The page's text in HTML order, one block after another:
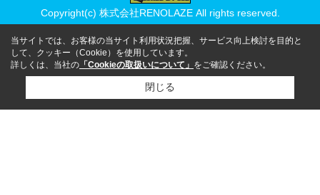
Copyright(c) 株式会社RENOLAZE All rights reserved.
当サイトでは、お客様の当サイト利用状況把握、サービス向上検討を目的と
して、クッキー（Cookie）を使用しています。
詳しくは、当社の 「Cookieの取扱いについて」 をご確認ください。
閉じる